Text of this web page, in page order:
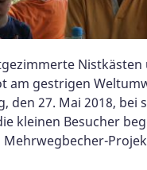
am gestrigen
den 27. Mai 2018,
kleinen Besucher